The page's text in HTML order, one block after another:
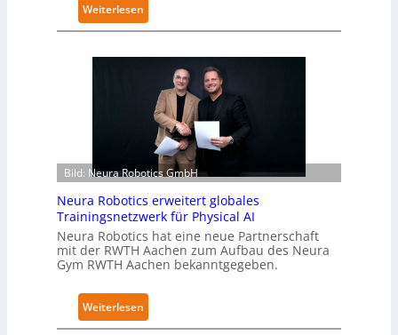
f
r
l
t
Weiterlesen
K
l
t
S
e
c
u
t
Bild: Neura Robotics GmbH
Neura Robotics erweitert globales
Trainingsnetzwerk für Physical AI
Neura Robotics hat eine neue Partnerschaft
mit der RWTH Aachen zum Aufbau des Neura
Gym RWTH Aachen bekanntgegeben.
Weiterlesen
N